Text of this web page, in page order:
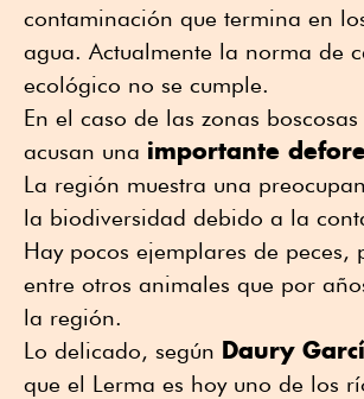
contaminación que termina en
agua. Actualmente la norma de
ecológico no se cumple.
En el caso de las zonas
acusan una importante
La región muestra una
la biodiversidad debido a la
Hay pocos ejemplares de peces,
entre otros animales que por
la región.
Lo delicado, según Daury
que el Lerma es hoy uno de los